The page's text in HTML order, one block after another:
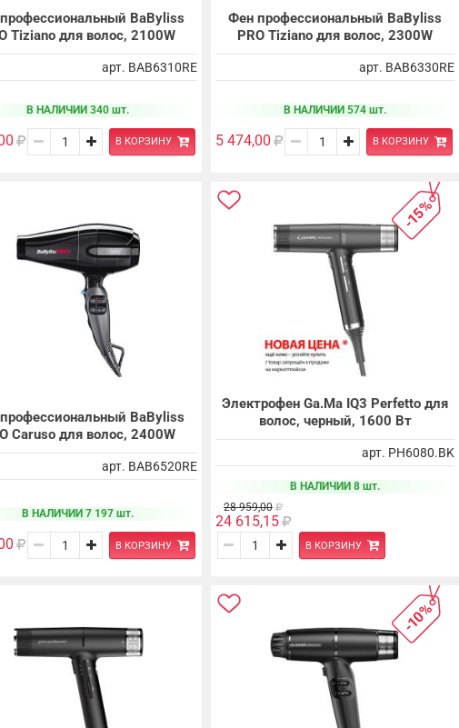
BaByliss
Tiziano для волос, 2100W
арт. BAB6310RE
В НАЛИЧИИ 340 шт.
В КОРЗИНУ
Фен профессиональный BaByliss
PRO Tiziano для волос, 2300W
арт. BAB6330RE
В НАЛИЧИИ 574 шт.
5 474,00 В КОРЗИНУ
BaByliss
Caruso для волос, 2400W
арт. BAB6520RE
В НАЛИЧИИ 7 197 шт.
В КОРЗИНУ
-15%
Электрофен Ga.Ma IQ3 Perfetto для
волос, черный, 1600 Вт
арт. PH6080.BK
В НАЛИЧИИ 8 шт.
28 959,00
24 615,15
В КОРЗИНУ
-10%